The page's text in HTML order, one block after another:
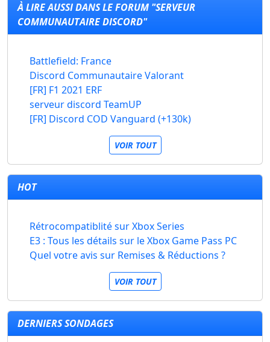
À LIRE AUSSI DANS LE FORUM "SERVEUR
COMMUNAUTAIRE DISCORD"
Battlefield: France
Discord Communautaire Valorant
[FR] F1 2021 ERF
serveur discord TeamUP
[FR] Discord COD Vanguard (+130k)
VOIR TOUT
HOT
Rétrocompatiblité sur Xbox Series
E3 : Tous les détails sur le Xbox Game Pass PC
Quel votre avis sur Remises & Réductions ?
VOIR TOUT
DERNIERS SONDAGES